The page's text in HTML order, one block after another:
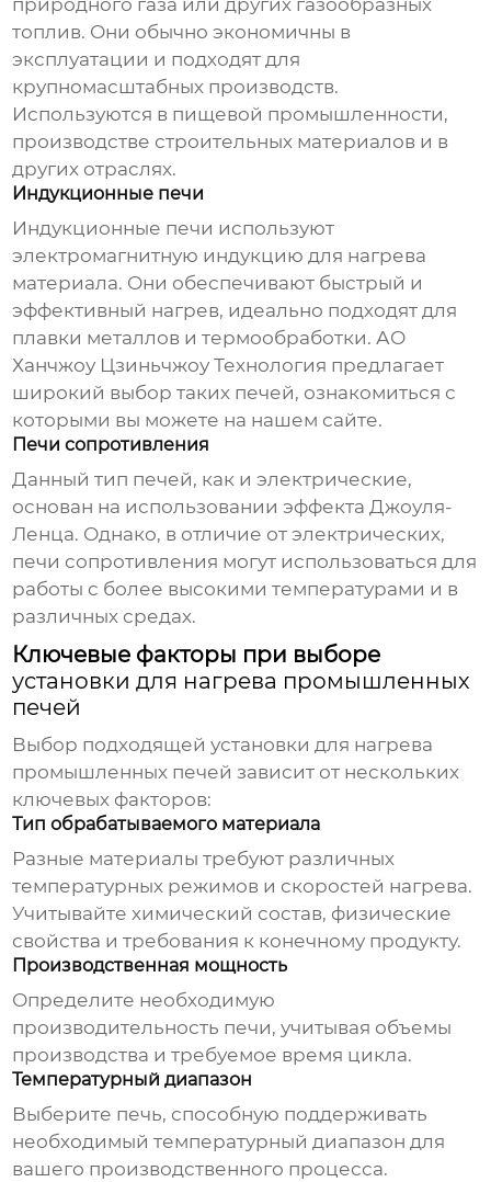
природного газа или других газообразных
топлив. Они обычно экономичны в
эксплуатации и подходят для
крупномасштабных производств.
Используются в пищевой промышленности,
производстве строительных материалов и в
других отраслях.
Индукционные печи
Индукционные печи используют
электромагнитную индукцию для нагрева
материала. Они обеспечивают быстрый и
эффективный нагрев, идеально подходят для
плавки металлов и термообработки.АО
Ханчжоу Цзиньчжоу Технология предлагает
широкий выбор таких печей, ознакомиться с
которыми вы можете на нашем сайте.
Печи сопротивления
Данный тип печей, как и электрические,
основан на использовании эффекта Джоуля-
Ленца. Однако, в отличие от электрических,
печи сопротивления могут использоваться для
работы с более высокими температурами и в
различных средах.
Ключевые факторы при выборе
установки для нагрева промышленных
печей
Выбор подходящейустановки для нагрева
промышленных печей зависит от нескольких
ключевых факторов:
Тип обрабатываемого материала
Разные материалы требуют различных
температурных режимов и скоростей нагрева.
Учитывайте химический состав, физические
свойства и требования к конечному продукту.
Производственная мощность
Определите необходимую
производительность печи, учитывая объемы
производства и требуемое время цикла.
Температурный диапазон
Выберите печь, способную поддерживать
необходимый температурный диапазон для
вашего производственного процесса.